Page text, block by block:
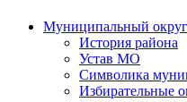
Муниципальный округ
История района
Устав МО
Символика
Избирательные